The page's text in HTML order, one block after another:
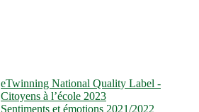
eTwinning National Quality Label -
Citoyens à l’école 2023
Sentiments et émotions 2021/2022